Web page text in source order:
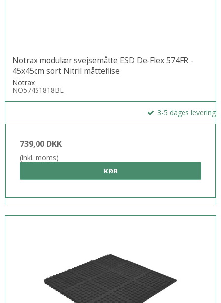
Notrax modulær svejsemåtte ESD De-Flex 574FR -
45x45cm sort Nitril måtteflise
Notrax
NO574S1818BL
3-5 dages levering
739,00 DKK
(inkl. moms)
KØB